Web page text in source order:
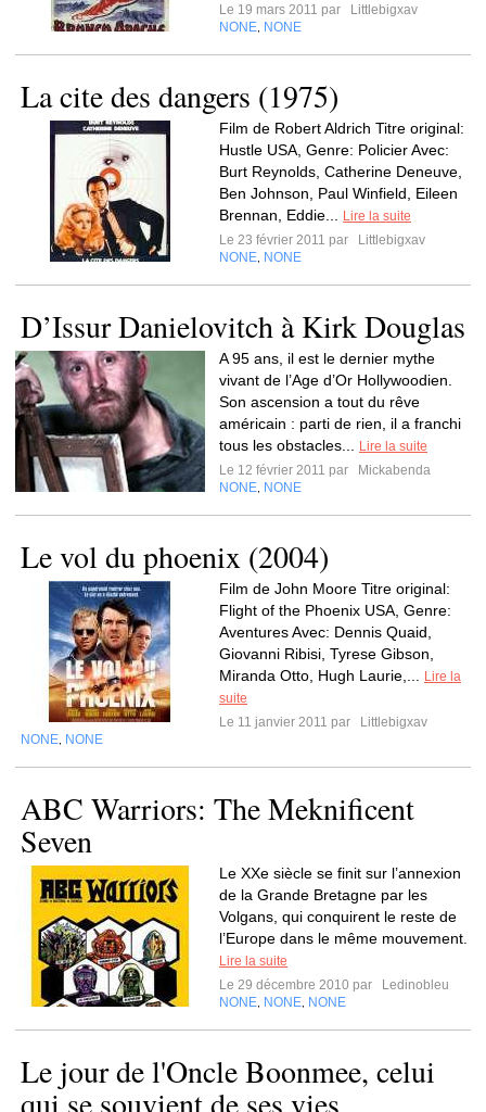
Le 19 mars 2011 par
Littlebigxav
NONE NONE
La cite des dangers (1975)
Film de Robert Aldrich Titre original:
Hustle USA, Genre: Policier Avec:
Burt Reynolds, Catherine Deneuve,
Ben Johnson, Paul Winfield, Eileen
Brennan, Eddie...
Lire la suite
Le 23 février 2011 par
Littlebigxav
NONE NONE
D’Issur Danielovitch à Kirk Douglas
A 95 ans, il est le dernier mythe
vivant de l’Age d’Or Hollywoodien.
Son ascension a tout du rêve
américain : parti de rien, il a franchi
tous les obstacles...
Lire la suite
Le 12 février 2011 par
Mickabenda
NONE NONE
Le vol du phoenix (2004)
Film de John Moore Titre original:
Flight of the Phoenix USA, Genre:
Aventures Avec: Dennis Quaid,
Giovanni Ribisi, Tyrese Gibson,
Miranda Otto, Hugh Laurie,...
Lire la
suite
Le 11 janvier 2011 par
Littlebigxav
NONE NONE
ABC Warriors: The Meknificent
Seven
Le XXe siècle se finit sur l’annexion
de la Grande Bretagne par les
Volgans, qui conquirent le reste de
l’Europe dans le même mouvement.
Lire la suite
Le 29 décembre 2010 par
Ledinobleu
NONE NONE NONE
Le jour de l'Oncle Boonmee, celui
qui se souvient de ses vies